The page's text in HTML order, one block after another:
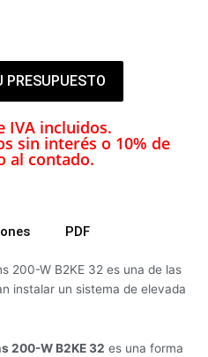
IVA incluidos.
sin interés o 10% de
al contado.
PDF
200-W B2KE 32 es una de las
instalar un sistema de elevada
200-W B2KE 32 es una forma